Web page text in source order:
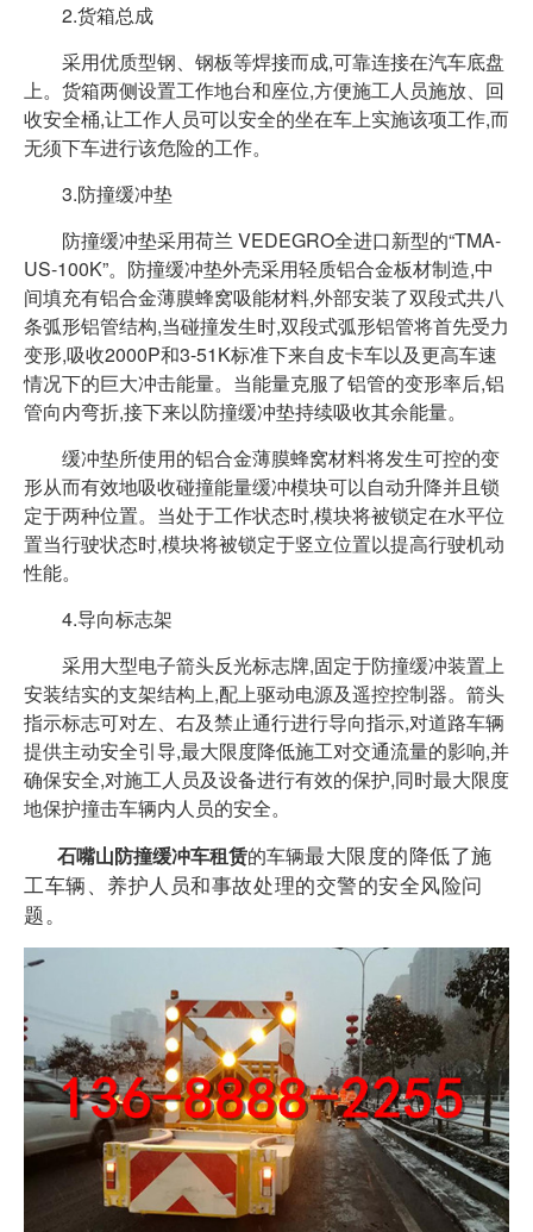
2.货箱总成
采用优质型钢、钢板等焊接而成,可靠连接在汽车底盘
上。货箱两侧设置工作地台和座位,方便施工人员施放、回
收安全桶,让工作人员可以安全的坐在车上实施该项工作,而
无须下车进行该危险的工作。
3.防撞缓冲垫
防撞缓冲垫采用荷兰 VEDEGRO全进口新型的“TMA-
US-100K”。防撞缓冲垫外壳采用轻质铝合金板材制造,中
间填充有铝合金薄膜蜂窝吸能材料,外部安装了双段式共八
条弧形铝管结构,当碰撞发生时,双段式弧形铝管将首先受力
变形,吸收2000P和3-51K标准下来自皮卡车以及更高车速
情况下的巨大冲击能量。当能量克服了铝管的变形率后,铝
管向内弯折,接下来以防撞缓冲垫持续吸收其余能量。
缓冲垫所使用的铝合金薄膜蜂窝材料将发生可控的变
形从而有效地吸收碰撞能量缓冲模块可以自动升降并且锁
定于两种位置。当处于工作状态时,模块将被锁定在水平位
置当行驶状态时,模块将被锁定于竖立位置以提高行驶机动
性能。
4.导向标志架
采用大型电子箭头反光标志牌,固定于防撞缓冲装置上
安装结实的支架结构上,配上驱动电源及遥控控制器。箭头
指示标志可对左、右及禁止通行进行导向指示,对道路车辆
提供主动安全引导,最大限度降低施工对交通流量的影响,并
确保安全,对施工人员及设备进行有效的保护,同时最大限度
地保护撞击车辆内人员的安全。
石嘴山防撞缓冲车租赁的车辆最大限度的降低了施
工车辆、养护人员和事故处理的交警的安全风险问
题。